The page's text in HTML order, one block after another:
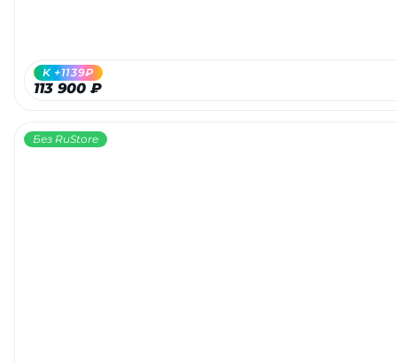
113 900 ₽
K +1139₽
Без RuStore